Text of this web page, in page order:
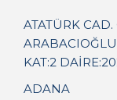
ATATÜRK
KAT:2
ADANA